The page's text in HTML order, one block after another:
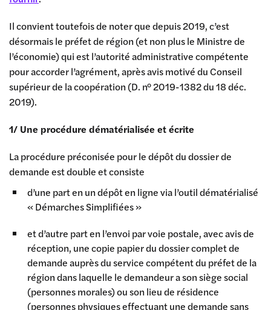
Il convient toutefois de noter que depuis 2019, c’est
désormais le préfet de région (et non plus le Ministre de
l’économie) qui est l’autorité administrative compétente
pour accorder l’agrément, après avis motivé du Conseil
supérieur de la coopération (D. n° 2019-1382 du 18 déc.
2019).
1/ Une procédure dématérialisée et écrite
La procédure préconisée pour le dépôt du dossier de
demande est double et consiste
d’une part en un dépôt en ligne via l’outil dématérialisé
« Démarches Simplifiées »
et d’autre part en l’envoi par voie postale, avec avis de
réception, une copie papier du dossier complet de
demande auprès du service compétent du préfet de la
région dans laquelle le demandeur a son siège social
(personnes morales) ou son lieu de résidence
(personnes physiques effectuant une demande sans